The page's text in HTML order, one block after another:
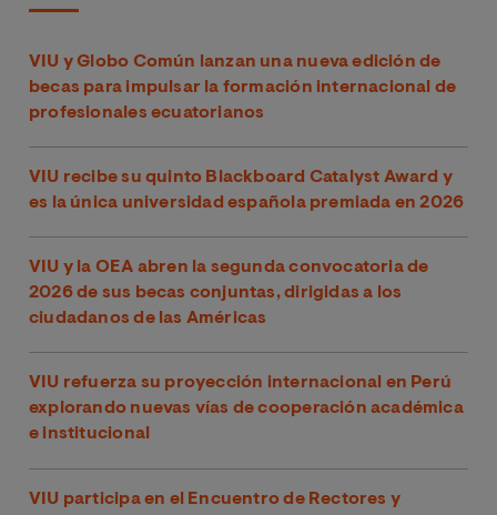
VIU y Globo Común lanzan una nueva edición de
becas para impulsar la formación internacional de
profesionales ecuatorianos
VIU recibe su quinto Blackboard Catalyst Award y
es la única universidad española premiada en 2026
VIU y la OEA abren la segunda convocatoria de
2026 de sus becas conjuntas, dirigidas a los
ciudadanos de las Américas
VIU refuerza su proyección internacional en Perú
explorando nuevas vías de cooperación académica
e institucional
VIU participa en el Encuentro de Rectores y